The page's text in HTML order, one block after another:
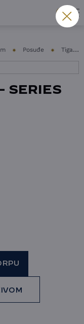
Posuđe Tiganji
SERIES